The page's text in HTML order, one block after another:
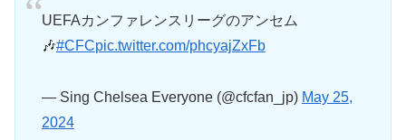
UEFAカンファレンスリーグのアンセム
🎶#CFCpic.twitter.com/phcyajZxFb
— Sing Chelsea Everyone (@cfcfan_jp) May 25,
2024